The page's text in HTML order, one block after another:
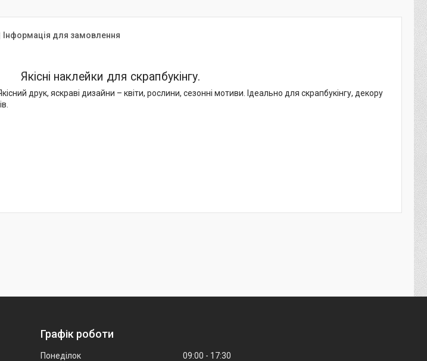
Інформація для замовлення
Якісні наклейки для скрапбукінгу.
друк, яскраві дизайни – квіти, рослини, сезонні мотиви. Ідеально для скрапбукінгу, декору
Графік роботи
Понеділок 09:00
17:30